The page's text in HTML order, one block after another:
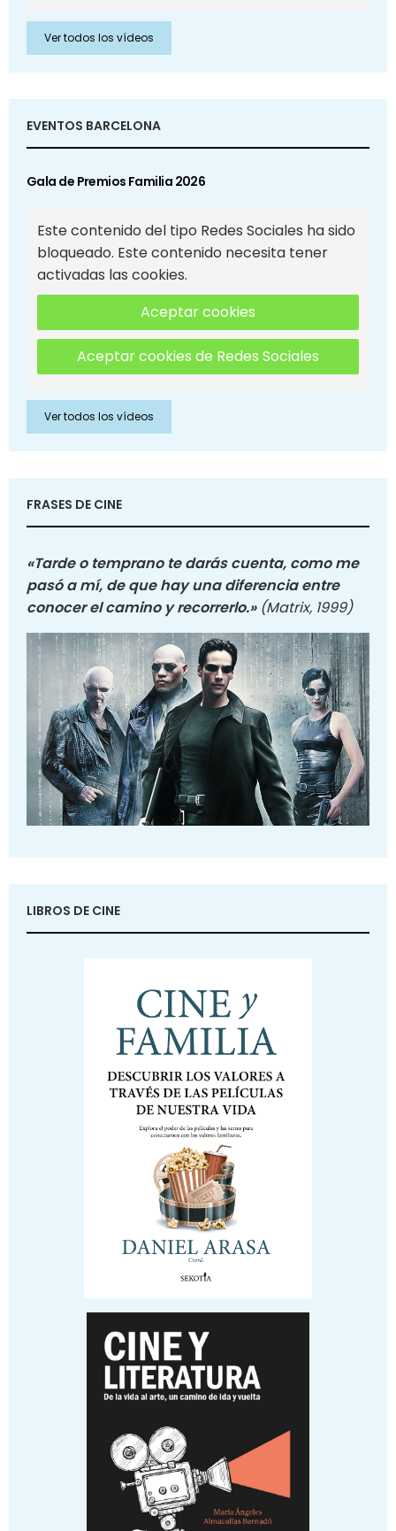
Ver todos los vídeos
EVENTOS BARCELONA
Gala de Premios Familia 2026
Este contenido del tipo Redes Sociales ha sido
bloqueado. Este contenido necesita tener
activadas las cookies.
Aceptar cookies
Aceptar cookies de Redes Sociales
Ver todos los vídeos
FRASES DE CINE
«Tarde o temprano te darás cuenta, como me
pasó a mí, de que hay una diferencia entre
conocer el camino y recorrerlo.» (Matrix, 1999)
LIBROS DE CINE